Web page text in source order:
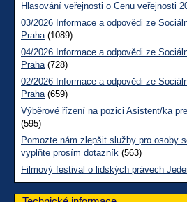
Hlasování veřejnosti o Cenu veřejnosti
03/2026 Informace a odpovědi ze
Praha(1089)
04/2026 Informace a odpovědi ze
Praha(728)
02/2026 Informace a odpovědi ze
Praha(659)
Výběrové řízení na pozici Asistent/ka
(595)
Pomozte nám zlepšit služby pro osoby
vyplňte prosím dotazník (563)
Filmový festival o lidských právech